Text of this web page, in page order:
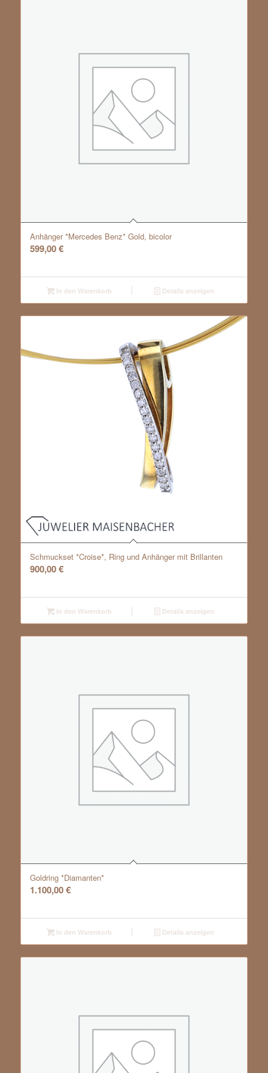
Anhänger *Mercedes Benz* Gold, bicolor
599,00€
In den Warenkorb Details anzeigen
Schmuckset *Croise*, Ring und Anhänger mit Brillanten
900,00€
In den Warenkorb Details anzeigen
Goldring *Diamanten*
1.100,00€
In den Warenkorb Details anzeigen